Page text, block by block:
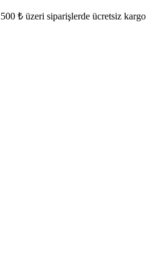
₺ üzeri siparişlerde ücretsiz kargo